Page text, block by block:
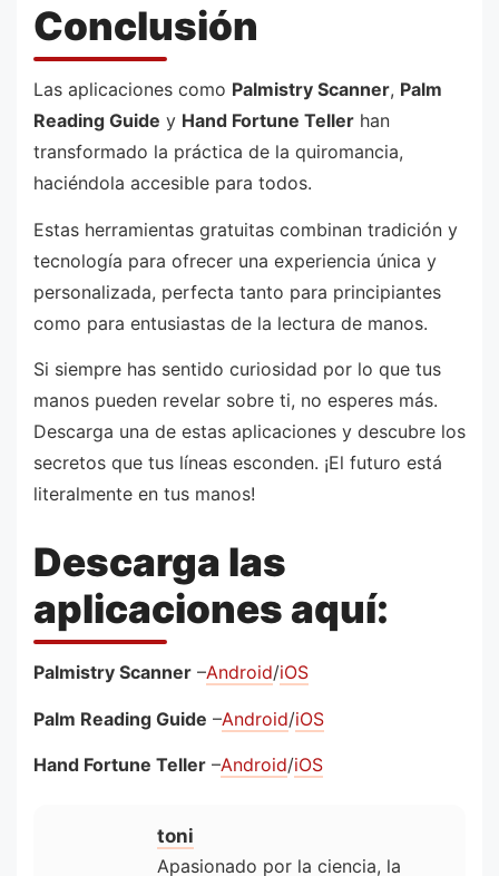
Conclusión
Las aplicaciones como Palmistry Scanner, Palm
Reading Guide y Hand Fortune Teller han
transformado la práctica de la quiromancia,
haciéndola accesible para todos.
Estas herramientas gratuitas combinan tradición y
tecnología para ofrecer una experiencia única y
personalizada, perfecta tanto para principiantes
como para entusiastas de la lectura de manos.
Si siempre has sentido curiosidad por lo que tus
manos pueden revelar sobre ti, no esperes más.
Descarga una de estas aplicaciones y descubre los
secretos que tus líneas esconden. ¡El futuro está
literalmente en tus manos!
Descarga las
aplicaciones aquí:
Palmistry Scanner –Android/iOS
Palm Reading Guide –Android/iOS
Hand Fortune Teller –Android/iOS
toni
Apasionado por la ciencia, la